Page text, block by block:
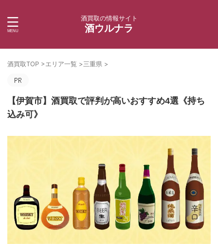
酒買取の情報サイト
酒ウルナラ
酒買取TOP >エリア一覧 >三重県 >
【伊賀市】酒買取で評判が高いおすすめ4選《持ち
込み可》